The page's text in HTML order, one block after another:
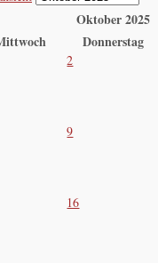
Oktober 2025
Donnerstag
2
9
16